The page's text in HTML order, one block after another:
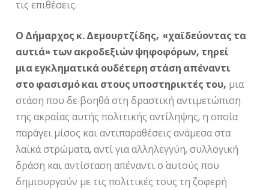
τις επιθέσεις.
Ο Δήμαρχος κ. Δεμουρτζίδης, «χαϊδεύοντας τα
αυτιά» των ακροδεξιών ψηφοφόρων, τηρεί
μια εγκληματικά ουδέτερη στάση απέναντι
στο φασισμό και στους υποστηρικτές του, μια
στάση που δε βοηθά στη δραστική αντιμετώπιση
της ακραίας αυτής πολιτικής αντίληψης, η οποία
παράγει μίσος και αντιπαραθέσεις ανάμεσα στα
λαϊκά στρώματα, αντί για αλληλεγγύη, συλλογική
δράση και αντίσταση απέναντι σ΄ αυτούς που
δημιουργούν με τις πολιτικές τους τη ζοφερή